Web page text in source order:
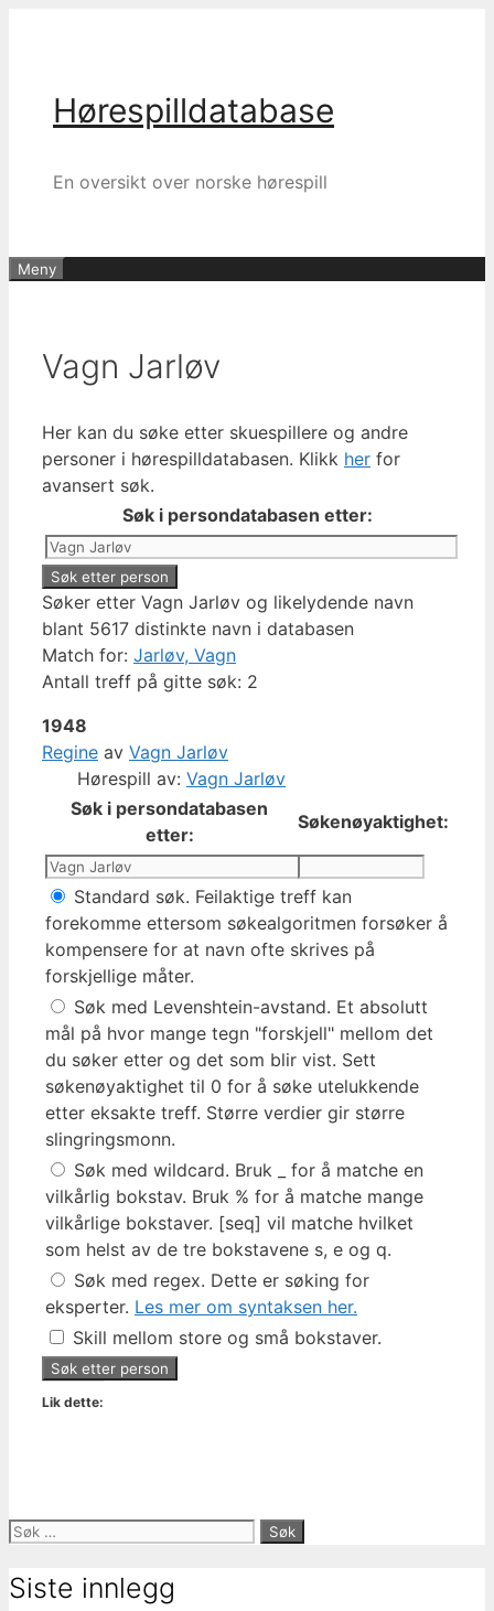
Hørespilldatabase
En oversikt over norske hørespill
Meny
Vagn Jarløv
Her kan du søke etter skuespillere og andre
personer i hørespilldatabasen. Klikk her for
avansert søk.
Søk i persondatabasen etter:
Søker etter Vagn Jarløv og likelydende navn
blant 5617 distinkte navn i databasen
Match for: Jarløv, Vagn
Antall treff på gitte søk: 2
1948
Regine av Vagn Jarløv
Hørespill av: Vagn Jarløv
Søk i persondatabasen
etter:
Søkenøyaktighet:
Standard søk. Feilaktige treff kan
forekomme ettersom søkealgoritmen forsøker å
kompensere for at navn ofte skrives på
forskjellige måter.
Søk med Levenshtein-avstand. Et absolutt
mål på hvor mange tegn "forskjell" mellom det
du søker etter og det som blir vist. Sett
søkenøyaktighet til 0 for å søke utelukkende
etter eksakte treff. Større verdier gir større
slingringsmonn.
Søk med wildcard. Bruk _ for å matche en
vilkårlig bokstav. Bruk % for å matche mange
vilkårlige bokstaver. [seq] vil matche hvilket
som helst av de tre bokstavene s, e og q.
Søk med regex. Dette er søking for
eksperter. Les mer om syntaksen her.
Skill mellom store og små bokstaver.
Lik dette:
Søk
Siste innlegg